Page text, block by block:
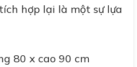
hợp lại là một sự lựa
80 x cao 90 cm